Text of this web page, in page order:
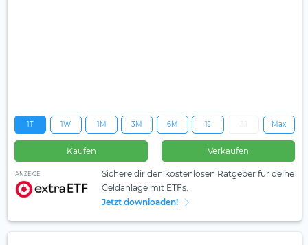
1T 1W 1M 3M 6M 1J Max
Kaufen Verkaufen
ANZEIGE
Sichere dir den kostenlosen Ratgeber für deine
Geldanlage mit ETFs.
Jetzt downloaden!